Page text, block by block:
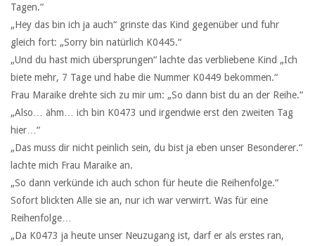
Tagen.“
„Hey das bin ich ja auch“ grinste das Kind gegenüber und fuhr
gleich fort: „Sorry bin natürlich K0445.“
„Und du hast mich übersprungen“ lachte das verbliebene Kind „Ich
biete mehr, 7 Tage und habe die Nummer K0449 bekommen.“
Frau Maraike drehte sich zu mir um: „So dann bist du an der Reihe.“
„Also… ähm… ich bin K0473 und irgendwie erst den zweiten Tag
hier…“
„Das muss dir nicht peinlich sein, du bist ja eben unser Besonderer.“
lachte mich Frau Maraike an.
„So dann verkünde ich auch schon für heute die Reihenfolge.“
Sofort blickten Alle sie an, nur ich war verwirrt. Was für eine
Reihenfolge…
„Da K0473 ja heute unser Neuzugang ist, darf er als erstes ran,